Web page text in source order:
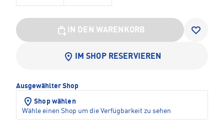
IN DEN WARENKORB
IM SHOP RESERVIEREN
Ausgewählter Shop
Shop wählen
Wähle einen Shop um die Verfügbarkeit zu sehen